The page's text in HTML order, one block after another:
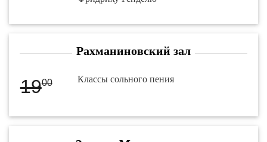
Рахманиновский зал
1900 Классы сольного пения